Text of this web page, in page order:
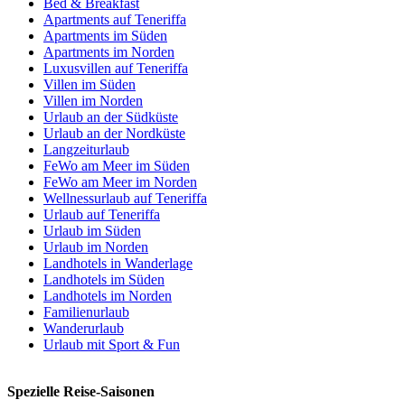
Bed & Breakfast
Apartments auf Teneriffa
Apartments im Süden
Apartments im Norden
Luxusvillen auf Teneriffa
Villen im Süden
Villen im Norden
Urlaub an der Südküste
Urlaub an der Nordküste
Langzeiturlaub
FeWo am Meer im Süden
FeWo am Meer im Norden
Wellnessurlaub auf Teneriffa
Urlaub auf Teneriffa
Urlaub im Süden
Urlaub im Norden
Landhotels in Wanderlage
Landhotels im Süden
Landhotels im Norden
Familienurlaub
Wanderurlaub
Urlaub mit Sport & Fun
Spezielle Reise-Saisonen